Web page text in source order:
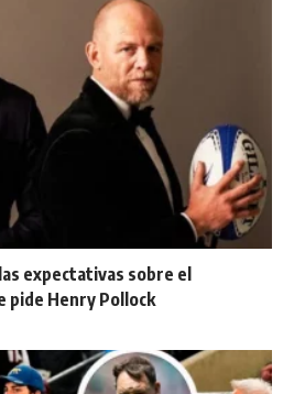
expectativas sobre el
pide Henry Pollock